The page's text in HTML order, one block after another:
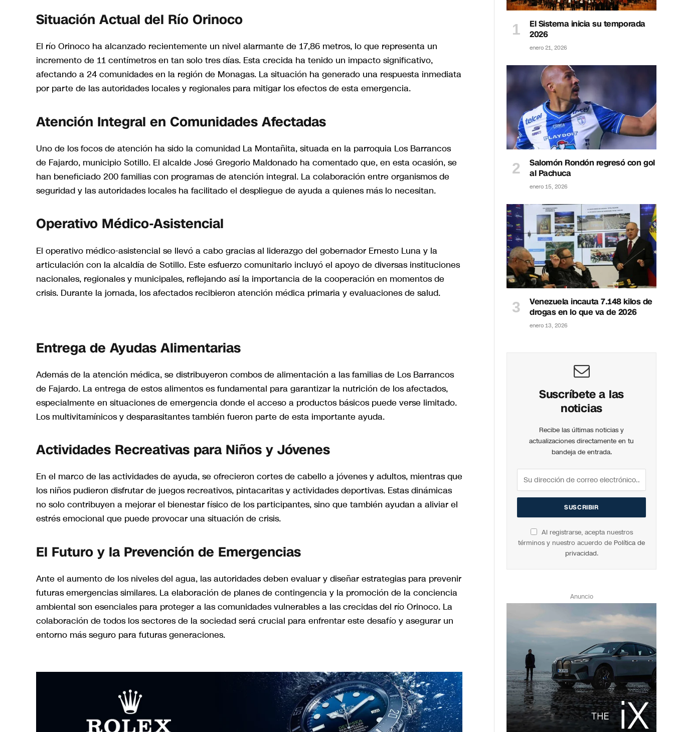
Situación Actual del Río Orinoco
El río Orinoco ha alcanzado recientemente un nivel alarmante de 17,86 metros, lo que representa un
incremento de 11 centímetros en tan solo tres días. Esta crecida ha tenido un impacto significativo,
afectando a 24 comunidades en la región de Monagas. La situación ha generado una respuesta inmediata
por parte de las autoridades locales y regionales para mitigar los efectos de esta emergencia.
Atención Integral en Comunidades Afectadas
Uno de los focos de atención ha sido la comunidad La Montañita, situada en la parroquia Los Barrancos
de Fajardo, municipio Sotillo. El alcalde José Gregorio Maldonado ha comentado que, en esta ocasión, se
han beneficiado 200 familias con programas de atención integral. La colaboración entre organismos de
seguridad y las autoridades locales ha facilitado el despliegue de ayuda a quienes más lo necesitan.
Operativo Médico-Asistencial
El operativo médico-asistencial se llevó a cabo gracias al liderazgo del gobernador Ernesto Luna y la
articulación con la alcaldía de Sotillo. Este esfuerzo comunitario incluyó el apoyo de diversas instituciones
nacionales, regionales y municipales, reflejando así la importancia de la cooperación en momentos de
crisis. Durante la jornada, los afectados recibieron atención médica primaria y evaluaciones de salud.
Entrega de Ayudas Alimentarias
Además de la atención médica, se distribuyeron combos de alimentación a las familias de Los Barrancos
de Fajardo. La entrega de estos alimentos es fundamental para garantizar la nutrición de los afectados,
especialmente en situaciones de emergencia donde el acceso a productos básicos puede verse limitado.
Los multivitamínicos y desparasitantes también fueron parte de esta importante ayuda.
Actividades Recreativas para Niños y Jóvenes
En el marco de las actividades de ayuda, se ofrecieron cortes de cabello a jóvenes y adultos, mientras que
los niños pudieron disfrutar de juegos recreativos, pintacaritas y actividades deportivas. Estas dinámicas
no solo contribuyen a mejorar el bienestar físico de los participantes, sino que también ayudan a aliviar el
estrés emocional que puede provocar una situación de crisis.
El Futuro y la Prevención de Emergencias
Ante el aumento de los niveles del agua, las autoridades deben evaluar y diseñar estrategias para prevenir
futuras emergencias similares. La elaboración de planes de contingencia y la promoción de la conciencia
ambiental son esenciales para proteger a las comunidades vulnerables a las crecidas del río Orinoco. La
colaboración de todos los sectores de la sociedad será crucial para enfrentar este desafío y asegurar un
entorno más seguro para futuras generaciones.
El Sistema inicia su temporada
2026
enero 21, 2026
Salomón Rondón regresó con gol
al Pachuca
enero 15, 2026
Venezuela incauta 7.148 kilos de
drogas en lo que va de 2026
enero 13, 2026
Suscríbete a las
noticias
Recibe las últimas noticias y
actualizaciones directamente en tu
bandeja de entrada.
Al registrarse, acepta nuestros
términos y nuestro acuerdo de Política de
privacidad.
Anuncio